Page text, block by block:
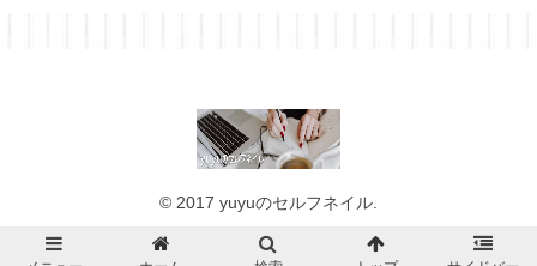
© 2017 yuyuのセルフネイル.